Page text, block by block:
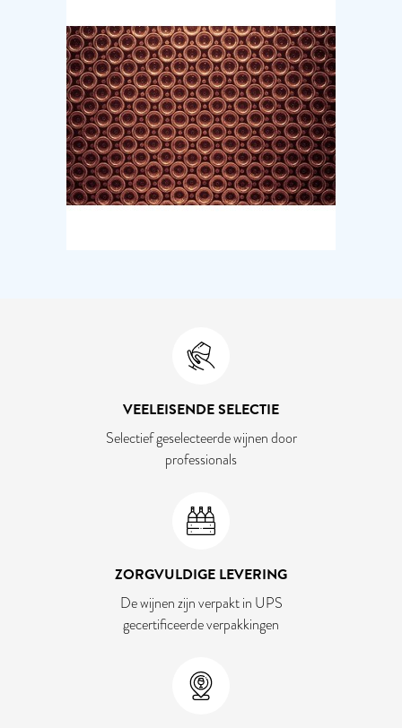
VEELEISENDE SELECTIE
Selectief geselecteerde wijnen door
professionals
ZORGVULDIGE LEVERING
De wijnen zijn verpakt in UPS
gecertificeerde verpakkingen